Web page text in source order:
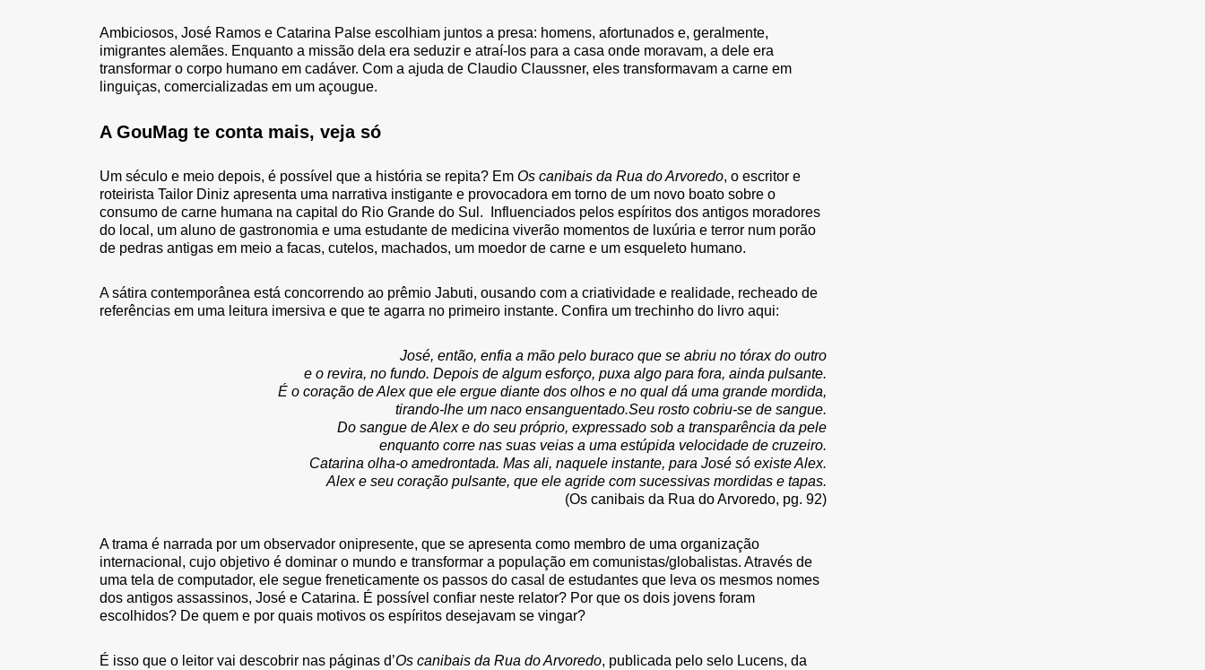
Ambiciosos, José Ramos e Catarina Palse escolhiam juntos a presa: homens, afortunados e, geralmente,
imigrantes alemães. Enquanto a missão dela era seduzir e atraí-los para a casa onde moravam, a dele era
transformar o corpo humano em cadáver. Com a ajuda de Claudio Claussner, eles transformavam a carne em
linguiças, comercializadas em um açougue.
A GouMag te conta mais, veja só
Um século e meio depois, é possível que a história se repita? Em Os canibais da Rua do Arvoredo, o escritor e
roteirista Tailor Diniz apresenta uma narrativa instigante e provocadora em torno de um novo boato sobre o
consumo de carne humana na capital do Rio Grande do Sul. Influenciados pelos espíritos dos antigos moradores
do local, um aluno de gastronomia e uma estudante de medicina viverão momentos de luxúria e terror num porão
de pedras antigas em meio a facas, cutelos, machados, um moedor de carne e um esqueleto humano.
A sátira contemporânea está concorrendo ao prêmio Jabuti, ousando com a criatividade e realidade, recheado de
referências em uma leitura imersiva e que te agarra no primeiro instante. Confira um trechinho do livro aqui:
José, então, enfia a mão pelo buraco que se abriu no tórax do outro
e o revira, no fundo. Depois de algum esforço, puxa algo para fora, ainda pulsante.
É o coração de Alex que ele ergue diante dos olhos e no qual dá uma grande mordida,
tirando-lhe um naco ensanguentado.Seu rosto cobriu-se de sangue.
Do sangue de Alex e do seu próprio, expressado sob a transparência da pele
enquanto corre nas suas veias a uma estúpida velocidade de cruzeiro.
Catarina olha-o amedrontada. Mas ali, naquele instante, para José só existe Alex.
Alex e seu coração pulsante, que ele agride com sucessivas mordidas e tapas.
(Os canibais da Rua do Arvoredo, pg. 92)
A trama é narrada por um observador onipresente, que se apresenta como membro de uma organização
internacional, cujo objetivo é dominar o mundo e transformar a população em comunistas/globalistas. Através de
uma tela de computador, ele segue freneticamente os passos do casal de estudantes que leva os mesmos nomes
dos antigos assassinos, José e Catarina. É possível confiar neste relator? Por que os dois jovens foram
escolhidos? De quem e por quais motivos os espíritos desejavam se vingar?
É isso que o leitor vai descobrir nas páginas d’Os canibais da Rua do Arvoredo, publicada pelo selo Lucens, da